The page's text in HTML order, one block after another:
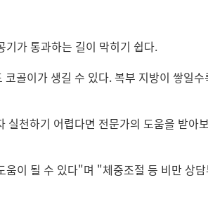
기가 통과하는 길이 막히기 쉽다.
골이가 생길 수 있다. 복부 지방이 쌓일수
천하기 어렵다면 전문가의 도움을 받아
이 될 수 있다"며 "체중조절 등 비만 상